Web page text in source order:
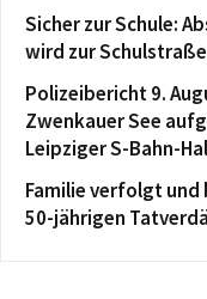
Sicher zur Schule:
wird zur Schulstraße
Polizeibericht 9.
Zwenkauer See
Leipziger S-Bahn-
Familie verfolgt
50-jährigen